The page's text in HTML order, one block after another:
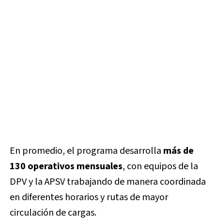
En promedio, el programa desarrolla más de
130 operativos mensuales, con equipos de la
DPV y la APSV trabajando de manera coordinada
en diferentes horarios y rutas de mayor
circulación de cargas.